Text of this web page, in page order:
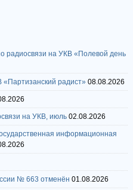
радиосвязи на УКВ «Полевой день
радист» 08.08.2026
на УКВ, июль 02.08.2026
информационная
№ 663 отменён 01.08.2026